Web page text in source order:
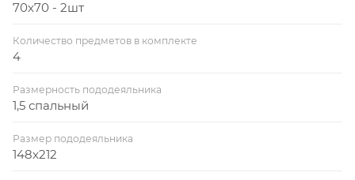
70х70 - 2шт
Количество предметов в комплекте
4
Размерность пододеяльника
1,5 спальный
Размер пододеяльника
148x212